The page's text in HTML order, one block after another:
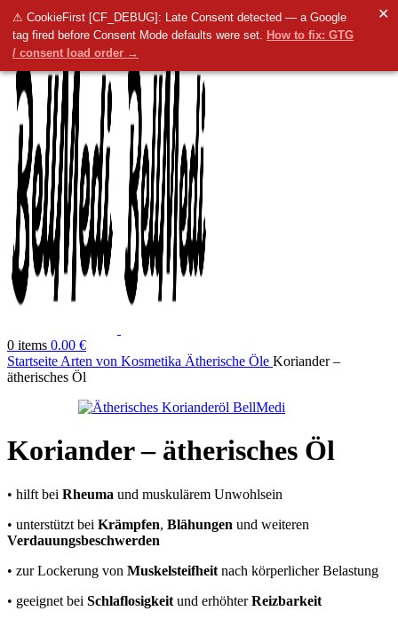
⚠ CookieFirst [CF_DEBUG]: Late Consent detected — a Google
tag fired before Consent Mode defaults were set. How to fix: GTG
/ consent load order →
✕
Menü
0 items 0.00 €
Startseite Arten von Kosmetika Ätherische Öle Koriander –
ätherisches Öl
Koriander – ätherisches Öl
• hilft bei Rheuma und muskulärem Unwohlsein
• unterstützt bei Krämpfen, Blähungen und weiteren
Verdauungsbeschwerden
• zur Lockerung von Muskelsteifheit nach körperlicher Belastung
• geeignet bei Schlaflosigkeit und erhöhterReizbarkeit